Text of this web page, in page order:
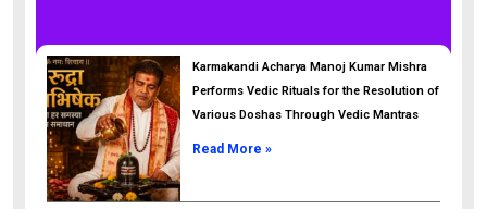
Karmakandi Acharya Manoj Kumar Mishra
Performs Vedic Rituals for the Resolution of
Various Doshas Through Vedic Mantras
Read More »